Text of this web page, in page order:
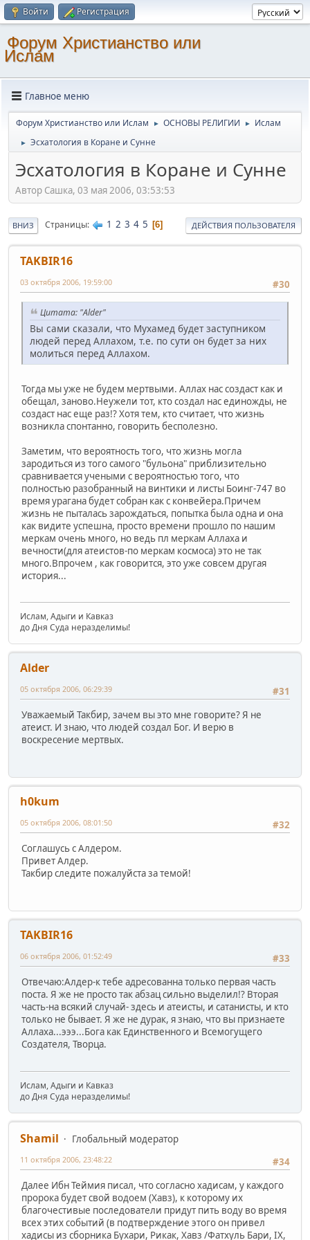
Войти Регистрация
Форум Христианство или
Ислам
Главное меню
Форум Христианство или Ислам ► ОСНОВЫ РЕЛИГИИ ► Ислам
► Эсхатология в Коране и Сунне
Эсхатология в Коране и Сунне
Автор Сашка, 03 мая 2006, 03:53:53
ВНИЗ Страницы 1 2 3 4 5 6 ДЕЙСТВИЯ ПОЛЬЗОВАТЕЛЯ
TAKBIR16
#30
03 октября 2006, 19:59:00
Цитата: "Alder"
Вы сами сказали, что Мухамед будет заступником
людей перед Аллахом, т.е. по сути он будет за них
молиться перед Аллахом.
Тогда мы уже не будем мертвыми. Аллах нас создаст как и
обещал, заново.Неужели тот, кто создал нас единожды, не
создаст нас еще раз!? Хотя тем, кто считает, что жизнь
возникла спонтанно, говорить бесполезно.
Заметим, что вероятность того, что жизнь могла
зародиться из того самого "бульона" приблизительно
сравнивается учеными с вероятностью того, что
полностью разобранный на винтики и листы Боинг-747 во
время урагана будет собран как с конвейера.Причем
жизнь не пыталась зарождаться, попытка была одна и она
как видите успешна, просто времени прошло по нашим
меркам очень много, но ведь пл меркам Аллаха и
вечности(для атеистов-по меркам космоса) это не так
много.Впрочем , как говорится, это уже совсем другая
история...
Ислам, Адыги и Кавказ
до Дня Суда неразделимы!
Alder
#31
05 октября 2006, 06:29:39
Уважаемый Такбир, зачем вы это мне говорите? Я не
атеист. И знаю, что людей создал Бог. И верю в
воскресение мертвых.
h0kum
#32
05 октября 2006, 08:01:50
Соглашусь с Алдером.
Привет Алдер.
Такбир следите пожалуйста за темой!
TAKBIR16
#33
06 октября 2006, 01:52:49
Отвечаю:Алдер-к тебе адресованна только первая часть
поста. Я же не просто так абзац сильно выделил!? Вторая
часть-на всякий случай- здесь и атеисты, и сатанисты, и кто
только не бывает. Я же не дурак, я знаю, что вы признаете
Аллаха...эээ...Бога как Единственного и Всемогущего
Создателя, Творца.
Ислам, Адыги и Кавказ
до Дня Суда неразделимы!
Shamil
Глобальный модератор
#34
11 октября 2006, 23:48:22
Далее Ибн Теймия писал, что согласно хадисам, у каждого
пророка будет свой водоем (Хавз), к которому их
благочестивые последователи придут пить воду во время
всех этих событий (в подтверждение этого он привел
хадисы из сборника Бухари, Рикак, Хавз /Фатхуль Бари, IX,